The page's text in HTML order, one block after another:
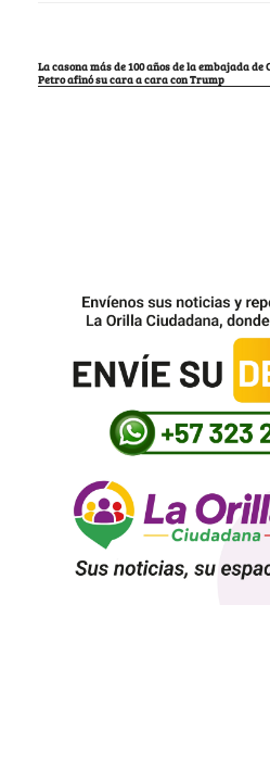
La casona más de 100 años de la embajada
Petro afinó su cara a cara con Trump